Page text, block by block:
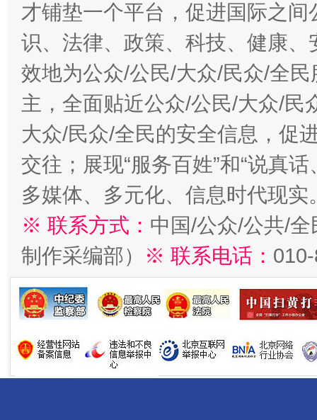
才铺垫一个平台，促进国际之
识、法律、政策、科技、健康
效地为公众/公民/大众/民众/全
主，全面贴近公众/公民/大众/民
大众/民众/全民的安全信息，促
交往；展现“服务百姓”和“说真
多媒体、多元化、信息时代现实
※ 联系方式： 中国/公众/公共/
制作采编部）
※ 联系电话：